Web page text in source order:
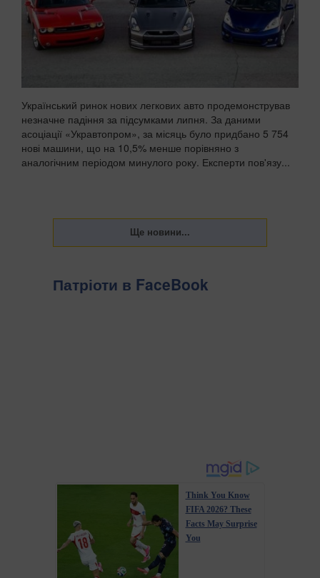
Український ринок нових легкових авто продемонстрував
незначне падіння за підсумками липня. За даними
асоціації «Укравтопром», за місяць було придбано 5 754
нові машини, що на 10,5% менше порівняно з
аналогічним періодом минулого року. Експерти пов'язу...
Патріоти в FaceBook
Think You Know
FIFA 2026? These
Facts May Surprise
You